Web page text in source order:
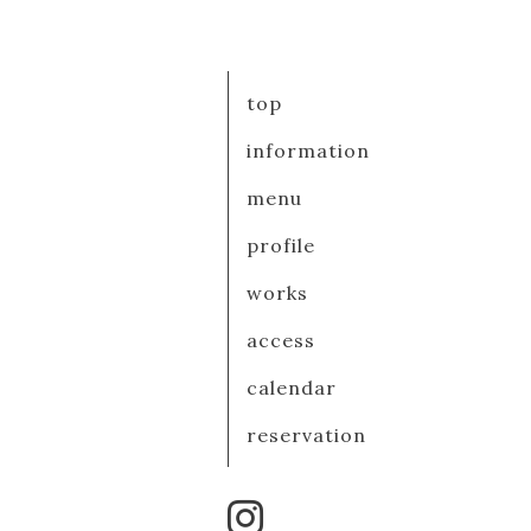
top
information
menu
profile
works
access
calendar
reservation